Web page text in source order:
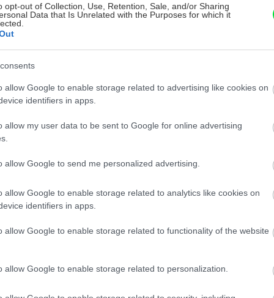
opt-out of Collection, Use, Retention, Sale, and/or Sharing
Data that Is Unrelated with the Purposes for which it
allow Google to enable storage related to advertising like cookies on
identifiers in apps.
allow my user data to be sent to Google for online advertising
allow Google to send me personalized advertising.
allow Google to enable storage related to analytics like cookies on
identifiers in apps.
allow Google to enable storage related to functionality of the website
allow Google to enable storage related to personalization.
kvalitnejšiu, a pritom nestratí čas s náročnými
úpravami. V súčasnosti už trochu
ošiaľ z výnimočnosti plávajúcich podláh,
laminátových podláh
rozličných materiálov pre podlahové krytiny
má spoločný základ – dobre pripravený podklad. Ak
podlahu nanovo alebo sa chystáte na jej
rekonštrukciu, odporúčame používať kvalitné
stavebnej chémie.
júla 2011
na chalupách, najmä na tých neudržiavaných,
vlhkosťou či aktivitou biologických
Keď sa k pôsobeniu tohto prostredia pridá